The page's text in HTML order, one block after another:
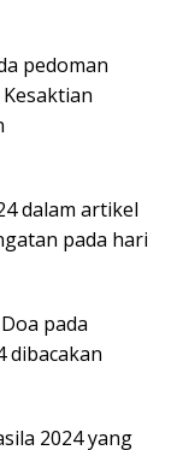
pedoman
dalam artikel
pada hari
pada
dibacakan
2024 yang